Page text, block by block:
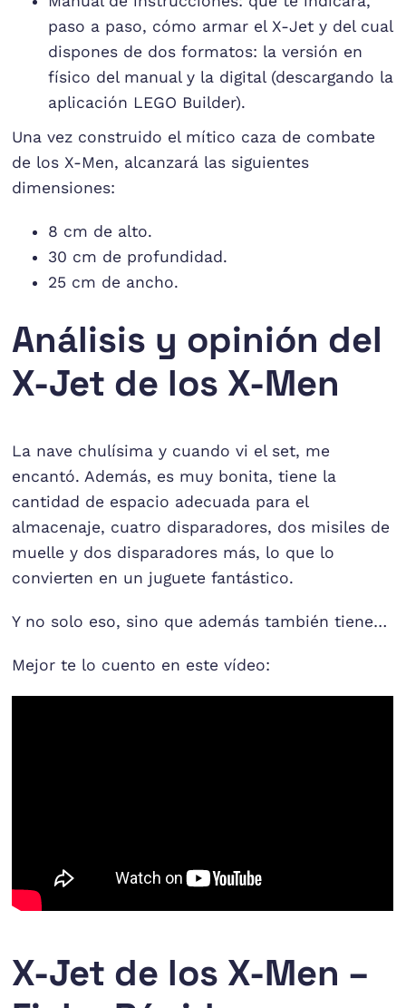
paso a paso, cómo armar el X-Jet y del cual
dispones de dos formatos: la versión en
físico del manual y la digital (descargando la
aplicación LEGO Builder).
Una vez construido el mítico caza de combate
de los X-Men, alcanzará las siguientes
dimensiones:
8 cm de alto.
30 cm de profundidad.
25 cm de ancho.
Análisis y opinión del
X-Jet de los X-Men
La nave chulísima y cuando vi el set, me
encantó. Además, es muy bonita, tiene la
cantidad de espacio adecuada para el
almacenaje, cuatro disparadores, dos misiles de
muelle y dos disparadores más, lo que lo
convierten en un juguete fantástico.
Y no solo eso, sino que además también tiene…
Mejor te lo cuento en este vídeo:
X-Jet de los X-Men –